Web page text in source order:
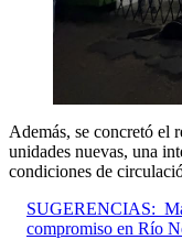
Además, se concretó el
unidades nuevas, una
condiciones de
SUGERENCIAS:
compromiso en Río